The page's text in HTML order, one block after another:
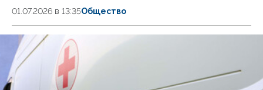
01.07.2026 в 13:35Общество